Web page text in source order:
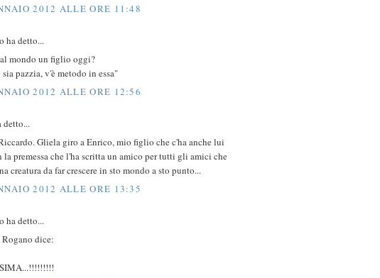
2012 ALLE ORE 11:48
ha detto...
mondo un figlio oggi?
pazzia, v'è metodo in essa"
2012 ALLE ORE 12:56
detto...
Gliela giro a Enrico, mio figlio che c'ha anche lui
la premessa che l'ha scritta un amico per tutti gli amici che
creatura da far crescere in sto mondo a sto punto...
2012 ALLE ORE 13:35
ha detto...
dice: